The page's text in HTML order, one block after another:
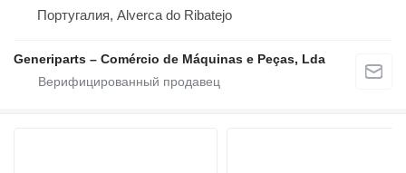
Португалия, Alverca do Ribatejo
Generiparts – Comércio de Máquinas e Peças, Lda